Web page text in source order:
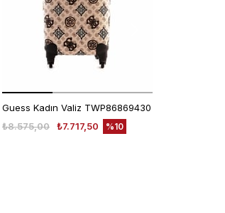
Guess Kadın Valiz TWP86869430
₺7.717,50
₺8.575,00 %10